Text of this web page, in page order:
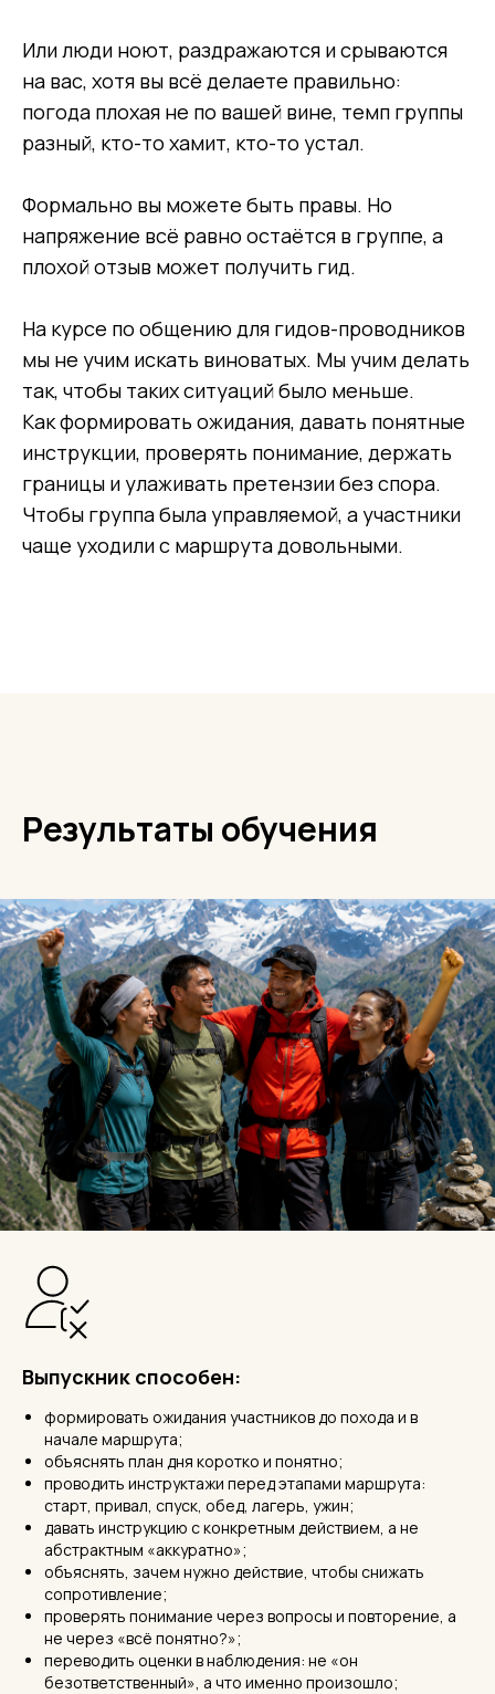
Или люди ноют, раздражаются и срываются
на вас, хотя вы всё делаете правильно:
погода плохая не по вашей вине, темп группы
разный, кто-то хамит, кто-то устал.
Формально вы можете быть правы. Но
напряжение всё равно остаётся в группе, а
плохой отзыв может получить гид.
На курсе по общению для гидов-проводников
мы не учим искать виноватых. Мы учим делать
так, чтобы таких ситуаций было меньше.
Как формировать ожидания, давать понятные
инструкции, проверять понимание, держать
границы и улаживать претензии без спора.
Чтобы группа была управляемой, а участники
чаще уходили с маршрута довольными.
Результаты обучения
Выпускник способен:
формировать ожидания участников до похода и в
начале маршрута;
объяснять план дня коротко и понятно;
проводить инструктажи перед этапами маршрута:
старт, привал, спуск, обед, лагерь, ужин;
давать инструкцию с конкретным действием, а не
абстрактным «аккуратно»;
объяснять, зачем нужно действие, чтобы снижать
сопротивление;
проверять понимание через вопросы и повторение, а
не через «всё понятно?»;
переводить оценки в наблюдения: не «он
безответственный», а что именно произошло;